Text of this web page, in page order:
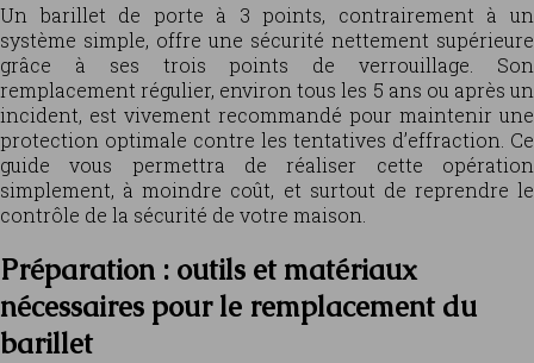
Un barillet de porte à 3 points, contrairement à un
système simple, offre une sécurité nettement supérieure
grâce à ses trois points de verrouillage. Son
remplacement régulier, environ tous les 5 ans ou après un
incident, est vivement recommandé pour maintenir une
protection optimale contre les tentatives d’effraction. Ce
guide vous permettra de réaliser cette opération
simplement, à moindre coût, et surtout de reprendre le
contrôle de la sécurité de votre maison.
Préparation : outils et matériaux
nécessaires pour le remplacement du
barillet